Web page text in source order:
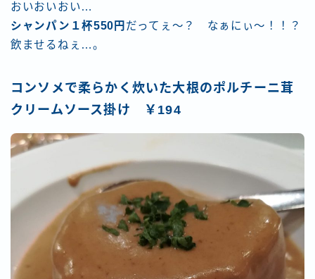
おいおいおい…
シャンパン１杯550円 だってぇ～？ なぁにぃ～！！？
飲ませるねぇ…。
コンソメで柔らかく炊いた大根のポルチーニ茸
クリームソース掛け ￥194